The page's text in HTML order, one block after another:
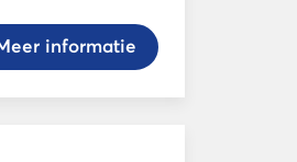
informatie